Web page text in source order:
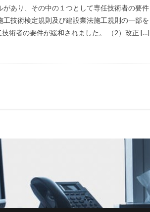
あり、その中の１つとして専任技術者の要件
技術検定規則及び建設業法施工規則の一部を
術者の要件が緩和されました。 （2）改正 […]